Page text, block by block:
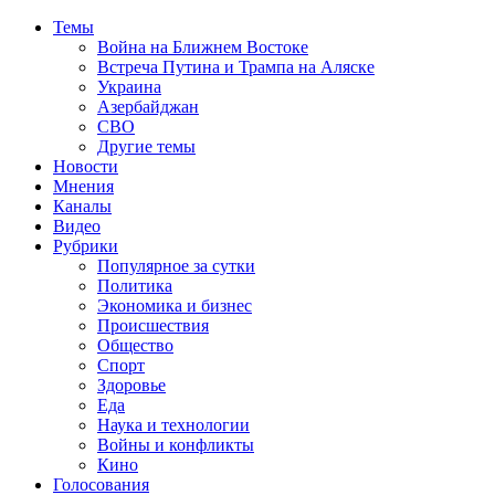
Темы
Война на Ближнем Востоке
Встреча Путина и Трампа на Аляске
Украина
Азербайджан
СВО
Другие темы
Новости
Мнения
Каналы
Видео
Рубрики
Популярное за сутки
Политика
Экономика и бизнес
Происшествия
Общество
Спорт
Здоровье
Еда
Наука и технологии
Войны и конфликты
Кино
Голосования